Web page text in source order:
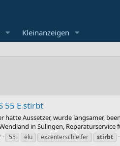
Kleinanzeigen
55 E stirbt
hatte Aussetzer, wurde langsamer,
in Sulingen, Reparaturservice
55 elu exzenterschleifer stirbt